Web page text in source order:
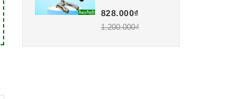
828.000₫
1.200.000₫